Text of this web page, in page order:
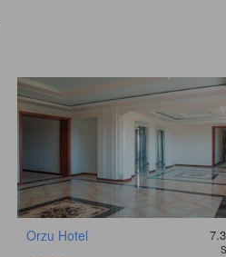
Orzu Hotel 7.3